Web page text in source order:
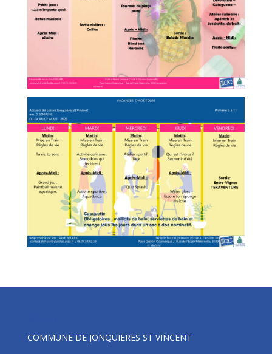
COMMUNE DE JONQUIERES ST VINCENT